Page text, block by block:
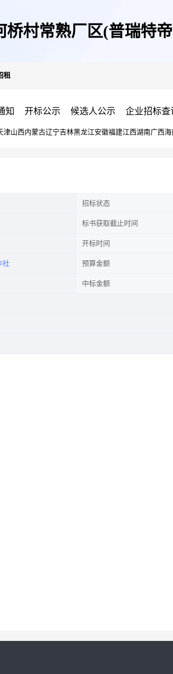
桥村常熟厂区(普瑞特
租
知 开标公示 候选人公示 企业招标查
津山西内蒙古辽宁吉林黑龙江安徽福建江西湖南广西海
招标状态
标书获取截止时间
开标时间
社 预算金额
中标金额